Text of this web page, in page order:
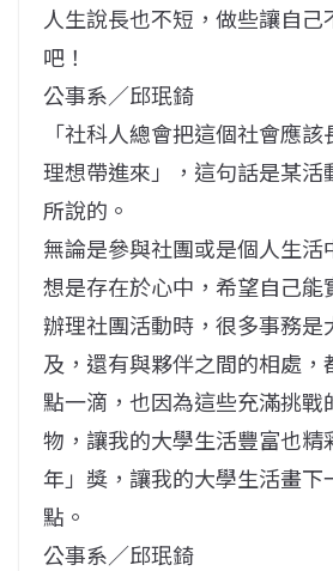
人生說長也不短，做些讓自己
吧！
公事系／邱珉錡
「社科人總會把這個社會應
理想帶進來」，這句話是某活
所說的。
無論是參與社團或是個人生活
想是存在於心中，希望自己能
辦理社團活動時，很多事務是
及，還有與夥伴之間的相處，
點一滴，也因為這些充滿挑戰
物，讓我的大學生活豐富也精
年」獎，讓我的大學生活畫下
點。
公事系／邱珉錡